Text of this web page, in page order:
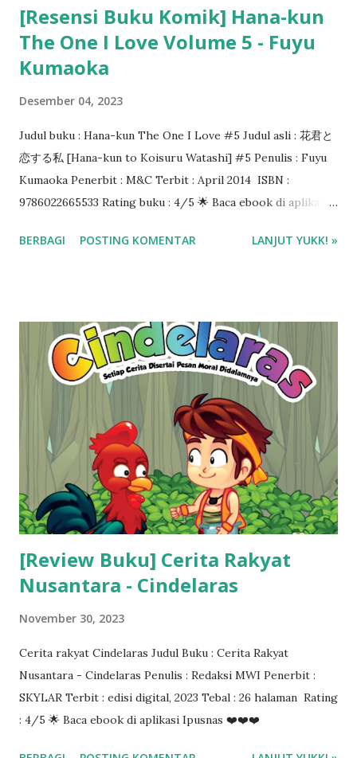
[Resensi Buku Komik] Hana-kun
The One I Love Volume 5 - Fuyu
Kumaoka
Desember 04, 2023
Judul buku : Hana-kun The One I Love #5 Judul asli : 花君と
恋する私 [Hana-kun to Koisuru Watashi] #5 Penulis : Fuyu
Kumaoka Penerbit : M&C Terbit : April 2014 ISBN :
9786022665533 Rating buku : 4/5 🌟 Baca ebook di aplikasi
BERBAGI POSTING KOMENTAR LANJUT YUKK! »
[Review Buku] Cerita Rakyat
Nusantara - Cindelaras
November 30, 2023
Cerita rakyat Cindelaras Judul Buku : Cerita Rakyat
Nusantara - Cindelaras Penulis : Redaksi MWI Penerbit :
SKYLAR Terbit : edisi digital, 2023 Tebal : 26 halaman Rating
: 4/5 🌟 Baca ebook di aplikasi Ipusnas ❤️❤️❤️